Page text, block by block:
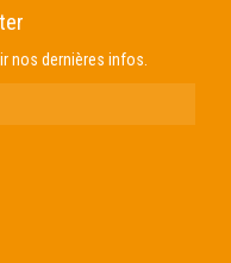
nos dernières infos.